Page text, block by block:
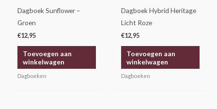
Dagboek Sunflower –
Groen
€12,95
Toevoegen aan
winkelwagen
Dagboeken
Dagboek Hybrid Heritage
Licht Roze
€12,95
Toevoegen aan
winkelwagen
Dagboeken